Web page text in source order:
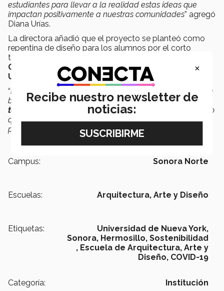
estudiantes para llevar a la realidad estas ideas que
impactan positivamente a nuestras comunidades” agregó
Diana Urías.
La directora añadió que el proyecto se planteó como
repentina de diseño para los alumnos por el corto
tiempo para desarrollar propuestas apegadas a los
Objetivos de Desarrollo Sostenible de Naciones
Unidas
“Esto nos impulsa a seguir participando en estos foros que
brindan la oportunidad degenerar un impacto real y
tangible en nuestras comunidades
, que finalmente es lo
que buscamos: formar líderes y agentes de cambio
positivo para nuestra sociedad” concluyó.
Campus: Sonora Norte
Escuelas: Arquitectura, Arte y Diseño
Etiquetas:
Universidad de Nueva York,
Sonora, Hermosillo, Sostenibilidad
, Escuela de Arquitectura, Arte y
Diseño, COVID-19
Categoría: Institución
×
Recibe nuestro newsletter de
noticias: